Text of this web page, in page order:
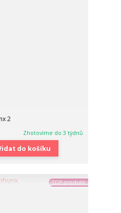
2
Zhotovíme do 3 týdnů
do košíku
TOP produkt